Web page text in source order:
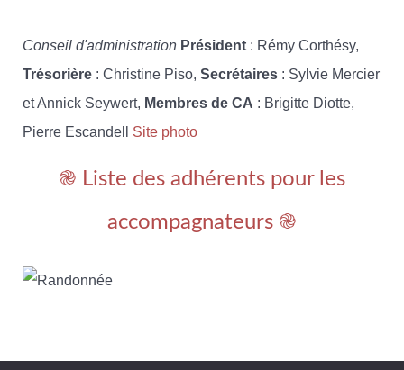
Conseil d'administration Président : Rémy Corthésy,
Trésorière : Christine Piso, Secrétaires : Sylvie Mercier
et Annick Seywert, Membres de CA : Brigitte Diotte,
Pierre Escandell Site photo
֎ Liste des adhérents pour les
accompagnateurs ֎